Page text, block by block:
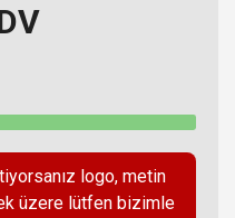
logo, metin
üzere lütfen bizimle